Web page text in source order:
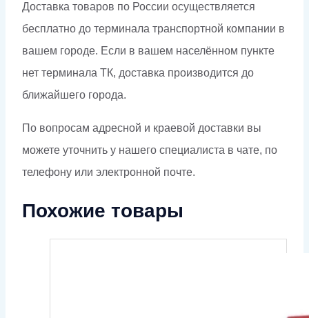
Доставка товаров по России осуществляется
бесплатно до терминала транспортной компании в
вашем городе. Если в вашем населённом пункте
нет терминала ТК, доставка производится до
ближайшего города.
По вопросам адресной и краевой доставки вы
можете уточнить у нашего специалиста в чате, по
телефону или электронной почте.
Похожие товары